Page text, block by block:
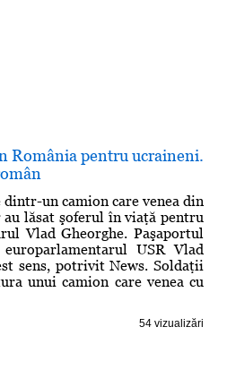
România pentru ucraineni.
un camion care venea din
lăsat şoferul în viaţă pentru
Vlad Gheorghe. Paşaportul
USR Vlad
sens, potrivit News. Soldaţii
unui camion care venea cu
54 vizualizări